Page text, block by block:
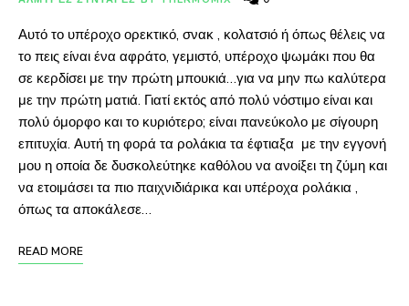
Αυτό το υπέροχο ορεκτικό, σνακ , κολατσιό ή όπως θέλεις να
το πεις είναι ένα αφράτο, γεμιστό, υπέροχο ψωμάκι που θα
σε κερδίσει με την πρώτη μπουκιά…για να μην πω καλύτερα
με την πρώτη ματιά. Γιατί εκτός από πολύ νόστιμο είναι και
πολύ όμορφο και το κυριότερο; είναι πανεύκολο με σίγουρη
επιτυχία. Αυτή τη φορά τα ρολάκια τα έφτιαξα με την εγγονή
μου η οποία δε δυσκολεύτηκε καθόλου να ανοίξει τη ζύμη και
να ετοιμάσει τα πιο παιχνιδιάρικα και υπέροχα ρολάκια ,
όπως τα αποκάλεσε…
READ MORE